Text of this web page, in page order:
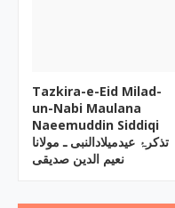
Tazkira-e-Eid Milad-
un-Nabi Maulana
Naeemuddin Siddiqi
تذکرۂ عیدمیلادالنبی ـ مولانا
نعیم الدین صدیقی